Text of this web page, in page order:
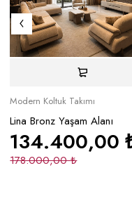
Modern Koltuk Takımı
Lina Bronz Yaşam Alanı
178.000,00₺
134.400,00